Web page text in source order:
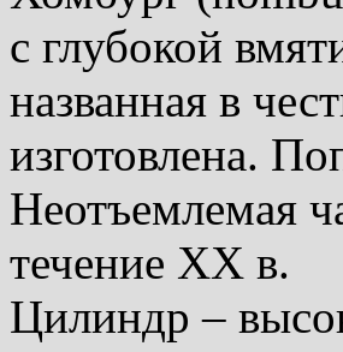
с глубокой
названная в
изготовлена.
Неотъемлемая
течение XX в.
Цилиндр –